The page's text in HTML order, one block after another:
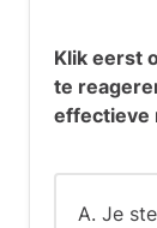
Klik eerst
te
effectieve
A. Je